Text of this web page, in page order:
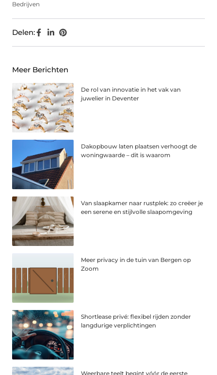
Bedrijven
Delen:
Meer Berichten
De rol van innovatie in het vak van
juwelier in Deventer
Dakopbouw laten plaatsen verhoogt de
woningwaarde – dit is waarom
Van slaapkamer naar rustplek: zo creëer je
een serene en stijlvolle slaapomgeving
Meer privacy in de tuin van Bergen op
Zoom
Shortlease privé: flexibel rijden zonder
langdurige verplichtingen
Weerbare teelt begint vóór de eerste